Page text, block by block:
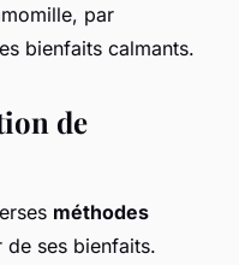
par
bienfaits calmants.
de
méthodes
ses bienfaits.